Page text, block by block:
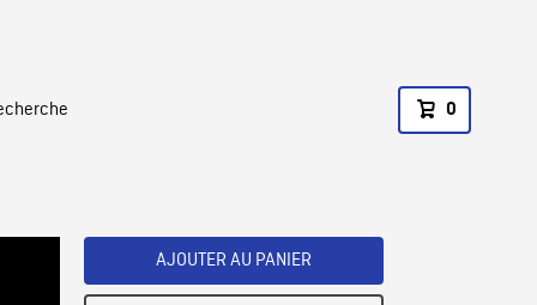
0
AJOUTER AU PANIER